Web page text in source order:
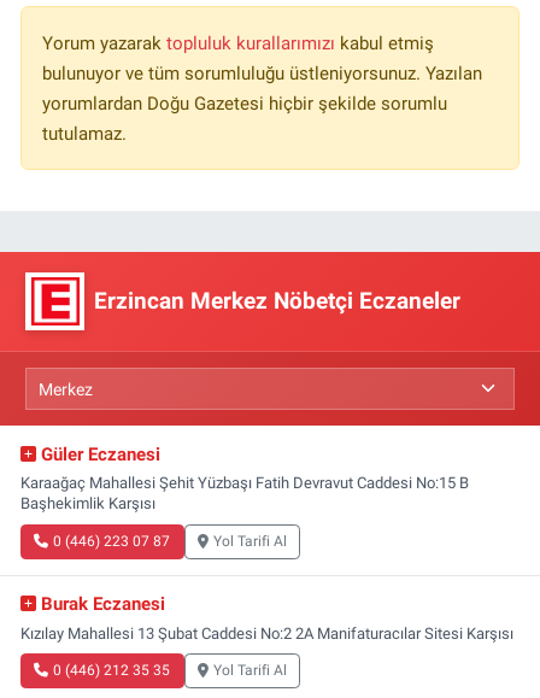
Yorum yazarak topluluk kurallarımızı kabul etmiş
bulunuyor ve tüm sorumluluğu üstleniyorsunuz. Yazılan
yorumlardan Doğu Gazetesi hiçbir şekilde sorumlu
tutulamaz.
Erzincan Merkez Nöbetçi Eczaneler
Güler Eczanesi
Karaağaç Mahallesi Şehit Yüzbaşı Fatih Devravut Caddesi No:15 B
Başhekimlik Karşısı
0 (446) 223 07 87 Yol Tarifi Al
Burak Eczanesi
Kızılay Mahallesi 13 Şubat Caddesi No:2 2A Manifaturacılar Sitesi Karşısı
0 (446) 212 35 35 Yol Tarifi Al